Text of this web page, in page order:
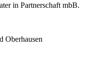
in Partnerschaft mbB.
Oberhausen